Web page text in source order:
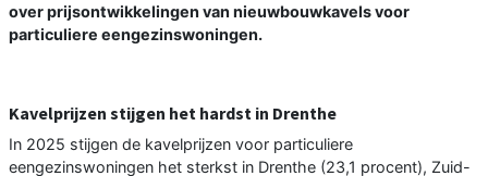
over prijsontwikkelingen van nieuwbouwkavels voor
particuliere eengezinswoningen.
Kavelprijzen stijgen het hardst in Drenthe
In 2025 stijgen de kavelprijzen voor particuliere
eengezinswoningen het sterkst in Drenthe (23,1 procent), Zuid-